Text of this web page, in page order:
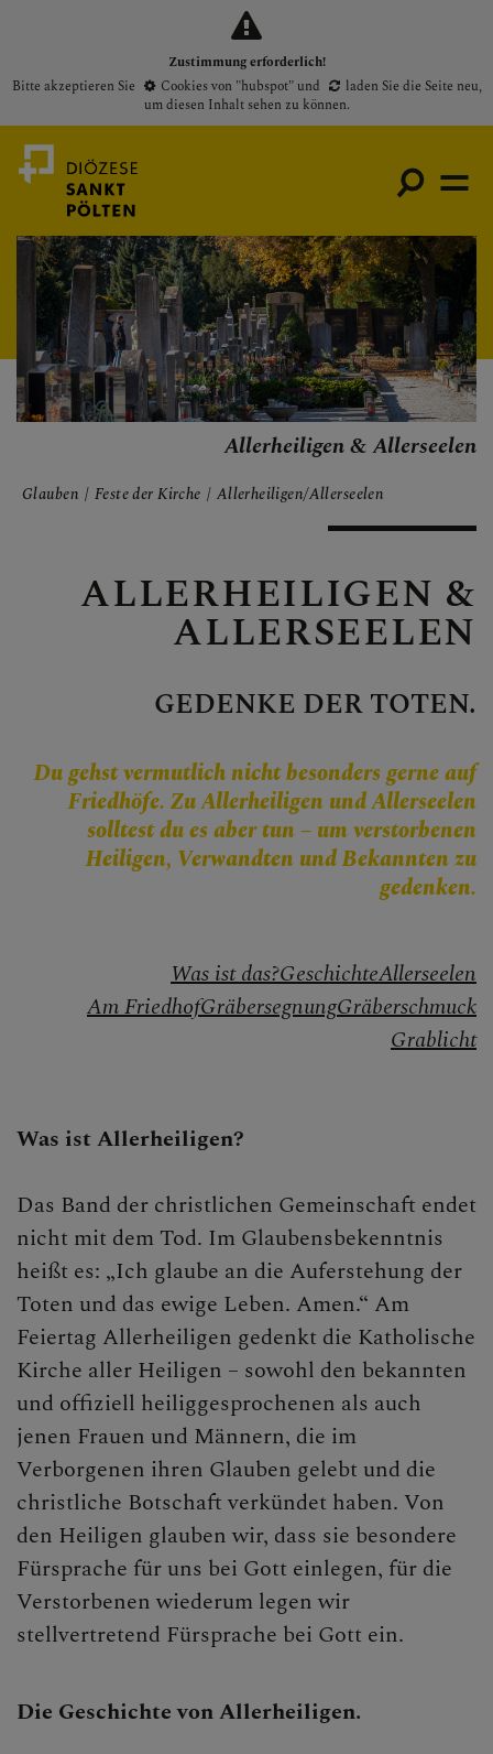
Zustimmung erforderlich!
Bitte akzeptieren Sie
Cookies von "hubspot"und laden Sie die Seite neu,
um diesen Inhalt sehen zu können.
Medienportal
Bischof
Gottesdienste
Pfarren
Personen
Jobbörse
Pfarrservice
GLAUBEN
Kirche im Dialog
Gebet
Christi Himmelfahrt
Advent
Weihnachten
Aschermittwoch
Fastenzeit
Karwoche
Ostern
Pfingsten
Maria Himmelfahrt
ERLEBEN
Allerheiligen & Allerseelen
Glauben Feste der Kirche Allerheiligen/Allerseelen
ALLERHEILIGEN &
ALLERSEELEN
GEDENKE DER TOTEN.
Du gehst vermutlich nicht besonders gerne auf
Friedhöfe. Zu Allerheiligen und Allerseelen
solltest du es aber tun – um verstorbenen
Heiligen, Verwandten und Bekannten zu
gedenken.
Was ist das?GeschichteAllerseelen
Am FriedhofGräbersegnungGräberschmuck
Grablicht
Was ist Allerheiligen?
Das Band der christlichen Gemeinschaft endet
nicht mit dem Tod. Im Glaubensbekenntnis
heißt es: „Ich glaube an die Auferstehung der
Toten und das ewige Leben. Amen.“ Am
Feiertag Allerheiligen gedenkt die Katholische
Kirche aller Heiligen – sowohl den bekannten
und offiziell heiliggesprochenen als auch
jenen Frauen und Männern, die im
Verborgenen ihren Glauben gelebt und die
christliche Botschaft verkündet haben. Von
den Heiligen glauben wir, dass sie besondere
Fürsprache für uns bei Gott einlegen, für die
Verstorbenen wiederum legen wir
stellvertretend Fürsprache bei Gott ein.
Die Geschichte von Allerheiligen.